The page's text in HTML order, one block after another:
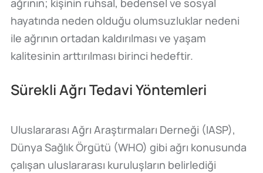
ağrının; kişinin ruhsal, bedensel ve sosyal
hayatında neden olduğu olumsuzluklar nedeni
ile ağrının ortadan kaldırılması ve yaşam
kalitesinin arttırılması birinci hedeftir.
Sürekli Ağrı Tedavi Yöntemleri
Uluslararası Ağrı Araştırmaları Derneği (IASP),
Dünya Sağlık Örgütü (WHO) gibi ağrı konusunda
çalışan uluslararası kuruluşların belirlediği